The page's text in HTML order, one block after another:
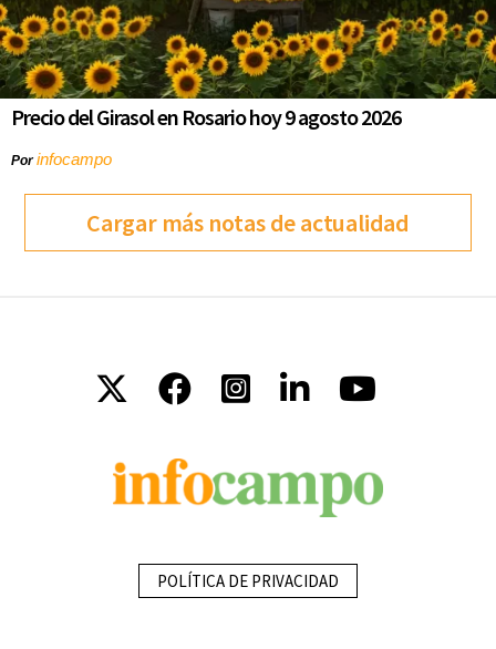
Precio del Girasol en Rosario hoy 9 agosto 2026
Porinfocampo
Cargar más notas de actualidad
POLÍTICA DE PRIVACIDAD